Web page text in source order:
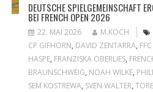
DEUTSCHE SPIELGEMEINSCHAFT
BEI FRENCH OPEN 2026
22. MAI 2026 M.KOCH
CP GIFHORN, DAVID ZENTARRA,
HASPE, FRANZISKA OBERLIES,
BRAUNSCHWEIG, NOAH WILKE,
SEM KOSTREWA, SVEN WALTER,